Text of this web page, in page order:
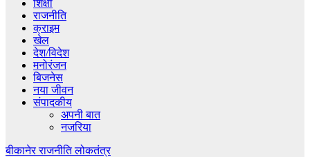
शिक्षा
राजनीति
क्राइम
खेल
देश/विदेश
मनोरंजन
बिजनेस
नया जीवन
संपादकीय
अपनी बात
नजरिया
बीकानेरराजनीतिलोकतंत्र